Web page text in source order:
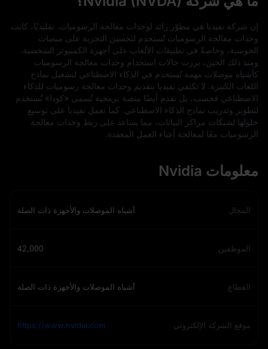
إن شركة نفيديا هي مطوّر رائد لوحدات معالجة الرسوميات. تقليديًا، كانت
وحدات معالجة الرسوميات تُستخدم لتحسين التجربة على منصات
الحوسبة، وخاصةً في تطبيقات الألعاب على أجهزة الكمبيوتر الشخصية.
ومنذ ذلك الحين، برزت حالات استخدام وحدات معالجة الرسوميات
كأشباه موصلات مهمة تُستخدم في الذكاء الاصطناعي لتشغيل نماذج
اللغات الكبيرة. لا تكتفي نفيديا بتقديم وحدات معالجة رسوميات للذكاء
الاصطناعي فحسب، بل تقدم أيضًا منصة برمجية تُسمى «كودا» تُستخدم
لتطوير وتدريب نماذج الذكاء الاصطناعي. كما تعمل نفيديا على توسيع
حلولها لشبكات مراكز البيانات، مما يساعد على ربط وحدات معالجة
الرسوميات معًا لمعالجة أعباء العمل المعقدة.
معلومات Nvidia
المجال أشباه الموصلات والأجهزة ذات الصلة
الموظفين 42,000
القطاع أشباه الموصلات والأجهزة ذات الصلة
موقع الشركة الإلكتروني https://www.nvidia.com